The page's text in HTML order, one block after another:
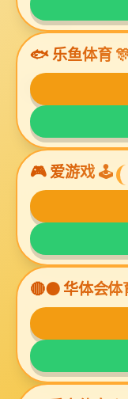
PDM-08
PDM-10